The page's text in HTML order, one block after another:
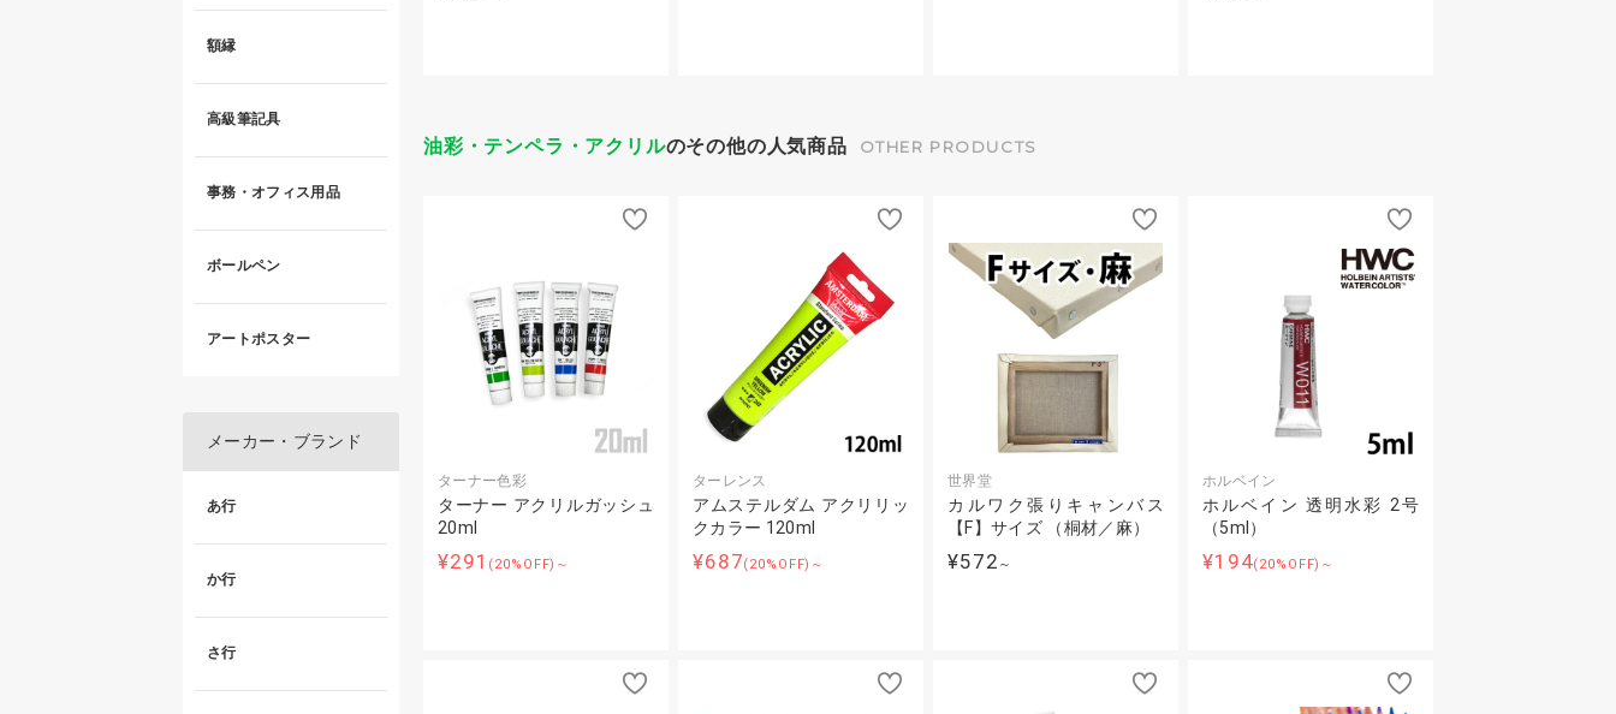
油彩・テンペラ・アクリルのその他の人気商品 OTHER PRODUCTS
ターナー色彩
ターナー アクリルガッシュ
20ml
¥291 (20%OFF)～
ターレンス
アムステルダム アクリリッ
クカラー 120ml
¥687(20%OFF)～
世界堂
カルワク張りキャンバス
【F】サイズ （桐材／麻）
¥572 ～
ホルベイン
ホルベイン 透明水彩 2号
（5ml）
¥194(20%OFF)～
額縁
高級筆記具
事務・オフィス用品
ボールペン
アートポスター
メーカー・ブランド
あ行
か行
さ行